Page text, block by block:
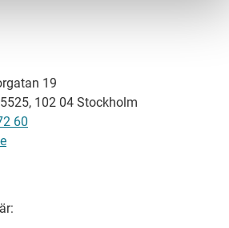
19
102 04 Stockholm
60